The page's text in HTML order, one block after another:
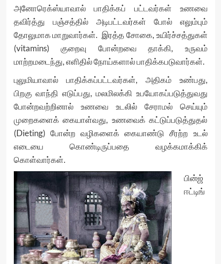
அனோரெக்ஸ்யாவால் பாதிக்கப் பட்டவர்கள் உணவை
தவிர்த்து பஞ்சத்தில் அடிபட்டவர்கள் போல் எலும்பும்
தோலுமாக மாறுவார்கள். இரத்த சோகை, உயிர்ச்சத்துகள்
(vitamins) குறைவு போன்றவை தாக்கி, உருவம்
மாற்றமடைந்து, எளிதில் நோய்களால் பாதிக்கபடுவார்கள்.
புலுமியாவால் பாதிக்கப்பட்டவர்கள், அதிகம் உண்பது,
பிறகு வாந்தி எடுப்பது, மலமிலக்கி உபயோகப்படுத்துவது
போன்றவற்றினால் உணவை உடலில் சேராமல் செய்யும்
முறைகளைக் கையாள்வது, உணவைக் கட்டுப்படுத்துதல்
(Dieting) போன்ற வழிகளைக் கையாண்டு சீரற்ற உடல்
எடையை கொண்டிருப்பதை வழக்கமாக்கிக்
கொள்வார்கள்.
பின்ஜ்
ஈட்டிங்